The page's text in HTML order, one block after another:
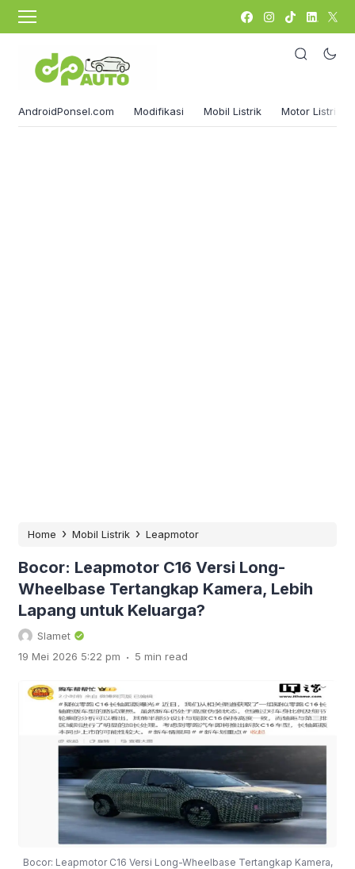
AndroidPonsel.com Modifikasi Mobil Listrik Motor Listrik
Home › Mobil Listrik › Leapmotor
Bocor: Leapmotor C16 Versi Long-
Wheelbase Tertangkap Kamera, Lebih
Lapang untuk Keluarga?
Slamet
19 Mei 2026 5:22 pm . 5 min read
Bocor: Leapmotor C16 Versi Long-Wheelbase Tertangkap Kamera,